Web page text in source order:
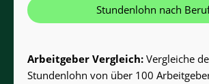
Stundenlohn nach
Arbeitgeber Vergleich: Vergleiche
Stundenlohn von über 100